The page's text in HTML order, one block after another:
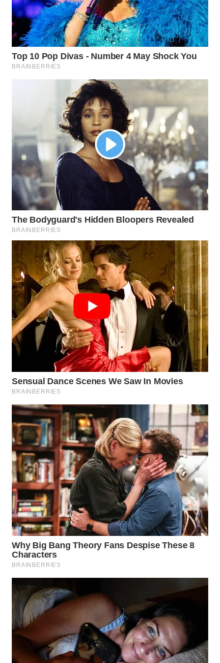
WN
BOROBUDUR
WN
MADURA
NATUNA
WN
BINTAN
WN
MANDALIKA
WN
WN
LABUANBAJO
WN
BORNEO
Wahana
Media
Group
WAHANA
NEWS
WAHANA
TANI
WAHANA
ADVOKAT
WAHANA
INFRASTRUKTUR
WAHANA
KONSUMEN
WAHANA
LISTRIK
WAHANA
TRAVEL
WAHANA
TV